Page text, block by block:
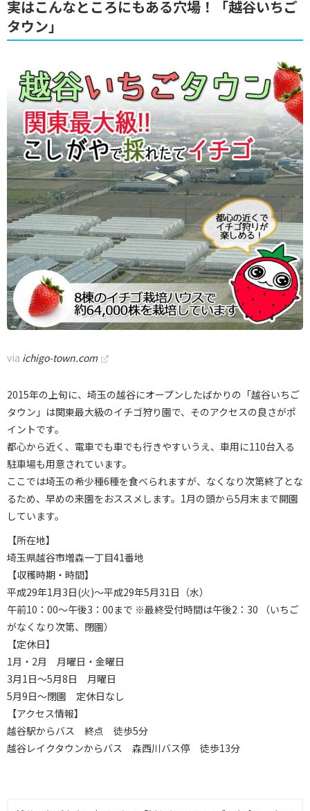
実はこんなところにもある穴場！「越谷いちご
タウン」
via ichigo-town.com
2015年の上旬に、埼玉の越谷にオープンしたばかりの「越谷いちご
タウン」は関東最大級のイチゴ狩り園で、そのアクセスの良さがポ
イントです。
都心から近く、電車でも車でも行きやすいうえ、車用に110台入る
駐車場も用意されています。
ここでは埼玉の希少種6種を食べられますが、なくなり次第終了とな
るため、早めの来園をおススメします。1月の頭から5月末まで開園
しています。
【所在地】
埼玉県越谷市増森一丁目41番地
【収穫時期・時間】
平成29年1月3日(火)～平成29年5月31日（水）
午前10：00～午後3：00まで ※最終受付時間は午後2：30 （いちご
がなくなり次第、閉園）
【定休日】
1月・2月 月曜日・金曜日
3月1日～5月8日 月曜日
5月9日～閉園 定休日なし
【アクセス情報】
越谷駅からバス 終点 徒歩5分
越谷レイクタウンからバス 森西川バス停 徒歩13分